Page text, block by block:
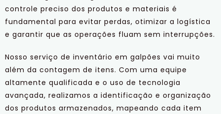
controle preciso dos produtos e materiais é
fundamental para evitar perdas, otimizar a logística
e garantir que as operações fluam sem interrupções.
Nosso serviço de inventário em galpões vai muito
além da contagem de itens. Com uma equipe
altamente qualificada e o uso de tecnologia
avançada, realizamos a identificação e organização
dos produtos armazenados, mapeando cada item